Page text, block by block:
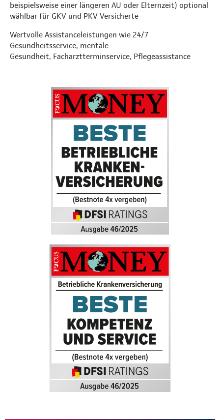
beispielsweise einer längeren AU oder Elternzeit) optional
wählbar für GKV und PKV Versicherte
Wertvolle Assistanceleistungen wie 24/7
Gesundheitsservice, mentale
Gesundheit, Facharztterminservice, Pflegeassistance